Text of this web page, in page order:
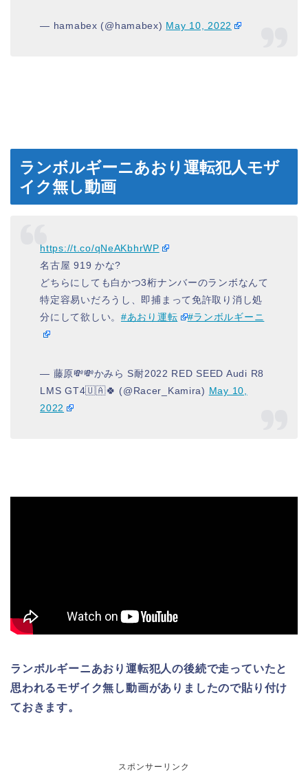
— hamabex (@hamabex) May 10, 2022
ランボルギーニあおり運転犯人モザ
イク無し動画
https://t.co/qNeAKbhrWP
名古屋 919 かな?
どちらにしても白かつ3桁ナンバーのランボなんて
特定容易いだろうし、即捕まって免許取り消し処
分にして欲しい。 #あおり運転 #ランボルギーニ
— 藤原💸💸かみら S耐2022 RED SEED Audi R8
LMS GT4🇺🇦🍀 (@Racer_Kamira) May 10,
2022
ランボルギーニあおり運転犯人の後続で走っていたと
思われるモザイク無し動画がありましたので貼り付け
ておきます。
スポンサーリンク